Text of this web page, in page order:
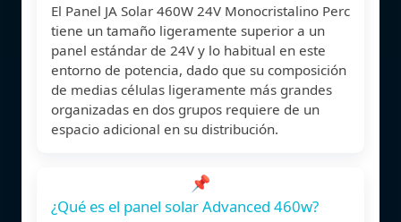
El Panel JA Solar 460W 24V Monocristalino Perc
tiene un tamaño ligeramente superior a un
panel estándar de 24V y lo habitual en este
entorno de potencia, dado que su composición
de medias células ligeramente más grandes
organizadas en dos grupos requiere de un
espacio adicional en su distribución.
📌
¿Qué es el panel solar Advanced 460w?